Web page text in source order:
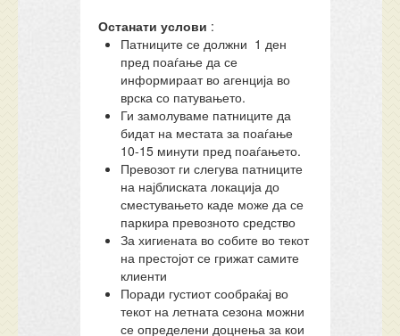
Останати услови :
Патниците се должни 1 ден
пред поаѓање да се
информираат во агенција во
врска со патувањето.
Ги замолуваме патниците да
бидат на местата за поаѓање
10-15 минути пред поаѓањето.
Превозот ги слегува патниците
на најблиската локација до
сместувањето каде може да се
паркира превозното средство
За хигиената во собите во текот
на престојот се грижат самите
клиенти
Поради густиот сообраќај во
текот на летната сезона можни
се определени доцнења за кои